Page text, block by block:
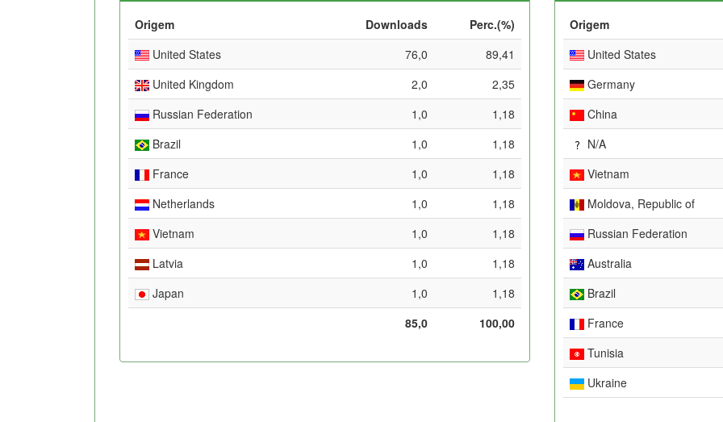
Origem Downloads
Perc.(%)
United States
76,0
89,41
United Kingdom
2,0
2,35
Russian Federation
1,0
1,18
Brazil
1,0
1,18
France
1,0
1,18
Netherlands
1,0
1,18
Vietnam
1,0
1,18
Latvia
1,0
1,18
Japan
1,0
1,18
85,0
100,00
Origem
United States
Germany
China
N/A
Vietnam
Moldova, Republic of
Russian Federation
Australia
Brazil
France
Tunisia
Ukraine